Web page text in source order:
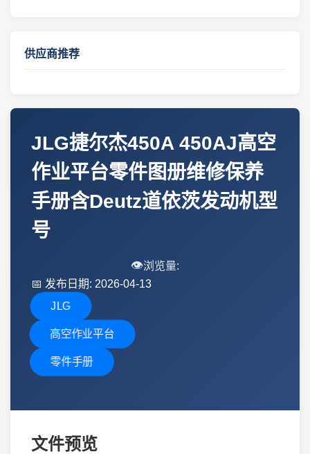
供应商推荐
JLG捷尔杰450A 450AJ高空
作业平台零件图册维修保养
手册含Deutz道依茨发动机型
号
👁️浏览量:
📅 发布日期: 2026-04-13
JLG
高空作业平台
零件手册
文件预览